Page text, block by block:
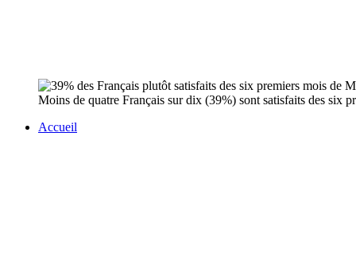
Moins de quatre Français sur dix (39%) sont satisfaits des six
Accueil